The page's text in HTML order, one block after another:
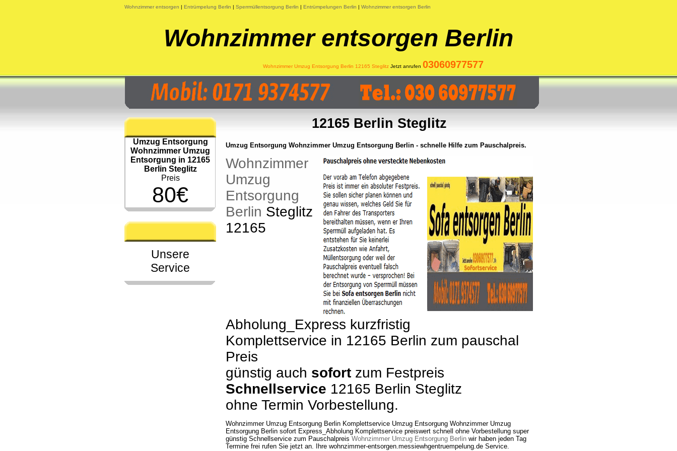
Wohnzimmer entsorgen | Entrümpelung Berlin | Sperrmüllentsorgung Berlin | Entrümpelungen Berlin | Wohnzimmer entsorgen Berlin
Wohnzimmer entsorgen Berlin
Wohnzimmer Umzug Entsorgung Berlin 12165 Steglitz Jetzt anrufen 03060977577
Umzug Entsorgung
Wohnzimmer Umzug
Entsorgung in 12165
Berlin Steglitz
Preis
80€
Unsere
Service
12165 Berlin Steglitz
Umzug Entsorgung Wohnzimmer Umzug Entsorgung Berlin - schnelle Hilfe zum Pauschalpreis.
Wohnzimmer
Umzug
Entsorgung
Berlin Steglitz
12165
Abholung_Express kurzfristig
Komplettservice in 12165 Berlin zum pauschal
Preis
günstig auch sofort zum Festpreis
Schnellservice 12165 Berlin Steglitz
ohne Termin Vorbestellung.
Wohnzimmer Umzug Entsorgung Berlin Komplettservice Umzug Entsorgung Wohnzimmer Umzug
Entsorgung Berlin sofort Express_Abholung Komplettservice preiswert schnell ohne Vorbestellung super
günstig Schnellservice zum Pauschalpreis Wohnzimmer Umzug Entsorgung Berlin wir haben jeden Tag
Termine frei rufen Sie jetzt an. Ihre wohnzimmer-entsorgen.messiewhgentruempelung.de Service.